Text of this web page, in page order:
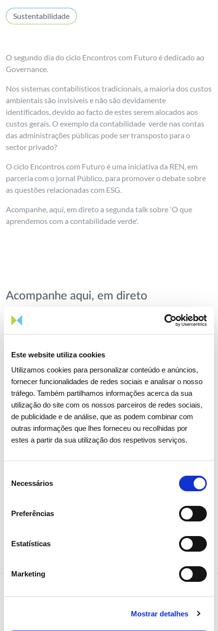
Este website utiliza cookies
Utilizamos cookies para personalizar conteúdo e anúncios,
fornecer funcionalidades de redes sociais e analisar o nosso
tráfego. Também partilhamos informações acerca da sua
utilização do site com os nossos parceiros de redes sociais,
de publicidade e de análise, que as podem combinar com
outras informações que lhes forneceu ou recolhidas por
estes a partir da sua utilização dos respetivos serviços.
Necessários
Preferências
Estatísticas
Marketing
Mostrar detalhes
Sustentabilidade
O segundo dia do ciclo Encontros com Futuro é dedicado ao
Governance.
Nos sistemas contabilísticos tradicionais, a maioria dos custos
ambientais são invisíveis e não são devidamente
identificados, devido ao facto de estes serem alocados aos
custos gerais. O exemplo da contabilidade verde nas contas
das administrações públicas pode ser transposto para o
sector privado?
O ciclo Encontros com Futuro é uma iniciativa da REN, em
parceria com o jornal Público, para promover o debate sobre
as questões relacionadas com ESG.
Acompanhe, aqui, em direto a segunda talk sobre 'O que
aprendemos com a contabilidade verde'.
Acompanhe aqui, em direto
marketing
Para poder visualizar este conteúdo de
multimédia terá de aceitar os cookies de
marketing.
Gerir todos os cookies
Partilhar notícia
Notícias relacionadas